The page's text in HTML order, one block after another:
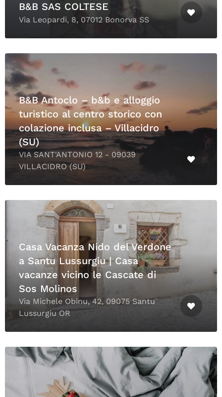
B&B SAS COLTESE
Via Leopardi, 8, 07012 Bonorva SS
B&B Antoclo – b&b e alloggio
turistico al centro storico con
colazione inclusa – Villacidro
(SU)
VIA SANT'ANTONIO 12 - 09039
VILLACIDRO (SU)
Casa Vacanza Nido del Verdone
a Santu Lussurgiu | Casa
vacanze vicino le Cascate di
Sos Molinos
Via Michele Obinu, 42, 09075 Santu
Lussurgiu OR